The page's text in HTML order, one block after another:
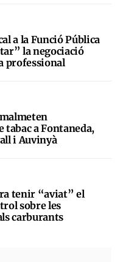
a la Funció Pública
la negociació
professional
tabac a Fontaneda,
i Auvinyà
tenir “aviat” el
sobre les
carburants